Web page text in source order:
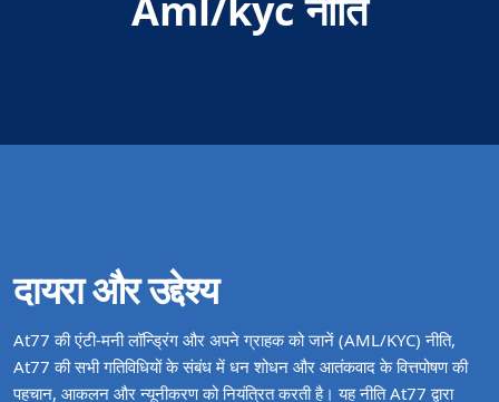
दायरा और उद्देश्य
At77 की एंटी‑मनी लॉन्ड्रिंग और अपने ग्राहक को जानें (AML/KYC) नीति,
At77 की सभी गतिविधियों के संबंध में धन शोधन और आतंकवाद के वित्तपोषण की
पहचान, आकलन और न्यूनीकरण को नियंत्रित करती है। यह नीति At77 द्वारा